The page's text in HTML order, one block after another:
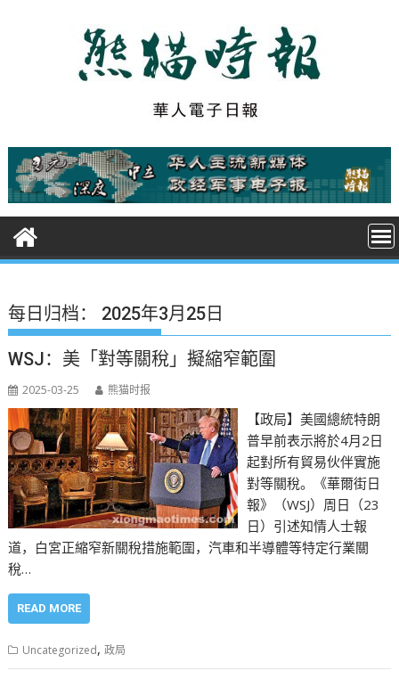
t
每日归档： 2025年3月25日
WSJ：美「對等關稅」擬縮窄範圍
2025-03-25 熊猫时报
【政局】美國總統特朗
普早前表示將於4月2日
起對所有貿易伙伴實施
對等關稅。《華爾街日
報》（WSJ）周日（23
日）引述知情人士報
道，白宮正縮窄新關稅措施範圍，汽車和半導體等特定行業關
稅…
READ MORE
Uncategorized,政局